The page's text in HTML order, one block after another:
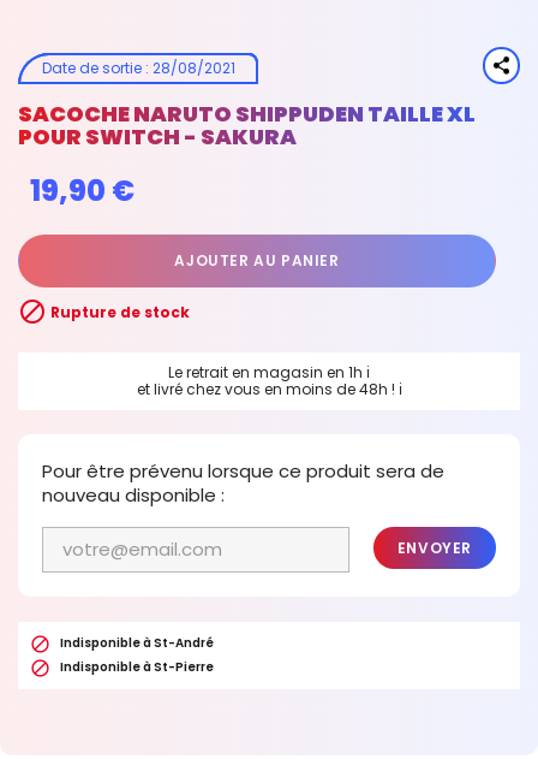
Date de sortie: 28/08/2021
SACOCHE NARUTO SHIPPUDEN TAILLE XL
POUR SWITCH - SAKURA
19,90 €
AJOUTER AU PANIER
 Rupture de stock
Le retrait en magasin en 1h ℹ
et livré chez vous en moins de 48h ! ℹ
Pour être prévenu lorsque ce produit sera de
nouveau disponible :
ENVOYER
 Indisponible à St-André
 Indisponible à St-Pierre